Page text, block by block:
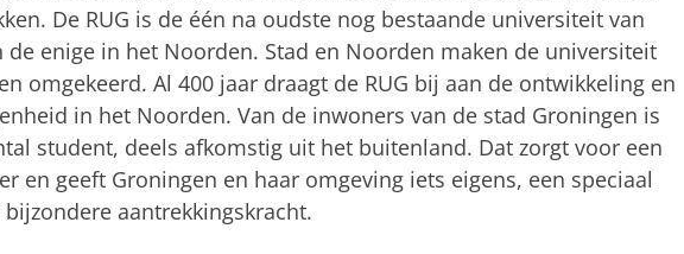
De RUG is de één na oudste nog bestaande universiteit van
de enige in het Noorden. Stad en Noorden maken de universiteit
omgekeerd. Al 400 jaar draagt de RUG bij aan de ontwikkeling en
in het Noorden. Van de inwoners van de stad Groningen is
student, deels afkomstig uit het buitenland. Dat zorgt voor een
en geeft Groningen en haar omgeving iets eigens, een speciaal
bijzondere aantrekkingskracht.